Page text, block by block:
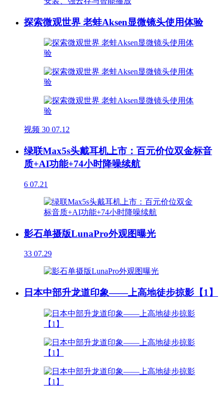
探索微观世界 老蛙Aksen显微镜头使用体验
视频 30 07.12
绿联Max5s头戴耳机上市：百元价位双金标音
质+AI功能+74小时降噪续航
6 07.21
影石单摄版LunaPro外观图曝光
33 07.29
日本中部升龙道印象——上高地徒步掠影【1】